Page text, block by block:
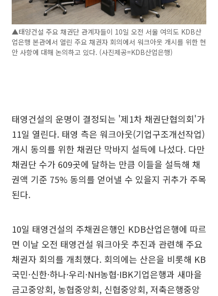
▲태양건설 주요 채권단 관계자들이 10일 오전 서울 여의도 KDB산
업은행 본관에서 열린 주요 채권자 회의에서 워크아웃 개시를 위한 현
안 사항에 대해 논의하고 있다. (사진제공=KDB산업은행)
태영건설의 운명이 결정되는 '제1차 채권단협의회'가
11일 열린다. 태영 측은 워크아웃(기업구조개선작업)
개시 동의를 위한 채권단 막바지 설득에 나섰다. 다만
채권단 수가 609곳에 달하는 만큼 이들을 설득해 채
권액 기준 75% 동의를 얻어낼 수 있을지 귀추가 주목
된다.
10일 태영건설의 주채권은행인 KDB산업은행에 따르
면 이날 오전 태영건설 워크아웃 추진과 관련해 주요
채권자 회의를 개최했다. 회의에는 산은을 비롯해 KB
국민·신한·하나·우리·NH농협·IBK기업은행과 새마을
금고중앙회, 농협중앙회, 신협중앙회, 저축은행중앙